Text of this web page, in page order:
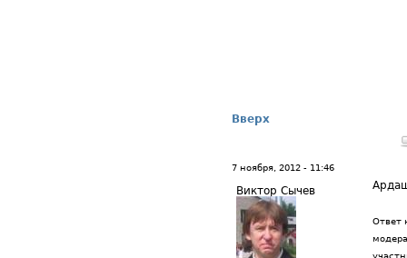
Вверх
7 ноября, 2012 - 11:46
Виктор Сычев
Ответ